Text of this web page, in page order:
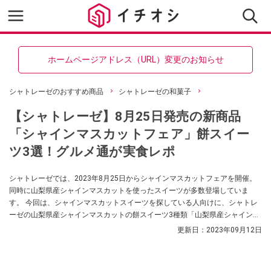
ホームページアドレス（URL）変更のお知らせ
シャトレーゼのおすすめ商品 シャトレーゼの和菓子
【シャトレーゼ】8月25日発売の新商品
「シャインマスカットフェア」餅スイー
ツ3選！グルメ通が実食レポ
シャトレーゼでは、2023年8月25日からシャインマスカットフェアを開催。
同時に山梨県産シャインマスカットを使ったスイーツが多数登場していま
す。 今回は、シャインマスカットスイーツを探している人向けに、シャトレ
ーゼの山梨県産シャインマスカットの餅スイーツ3種類「山梨県産シャインマ
スカットのぶどう大福ホイップクリーム入り」「山梨県産シャインマスカッ
更新日： 2023年09月12日